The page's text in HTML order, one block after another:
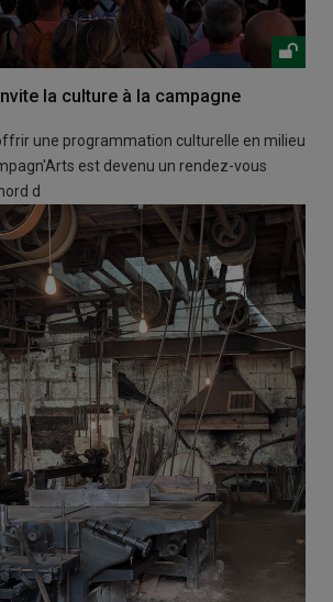
la culture à la campagne
une programmation culturelle en milieu
est devenu un rendez-vous
d